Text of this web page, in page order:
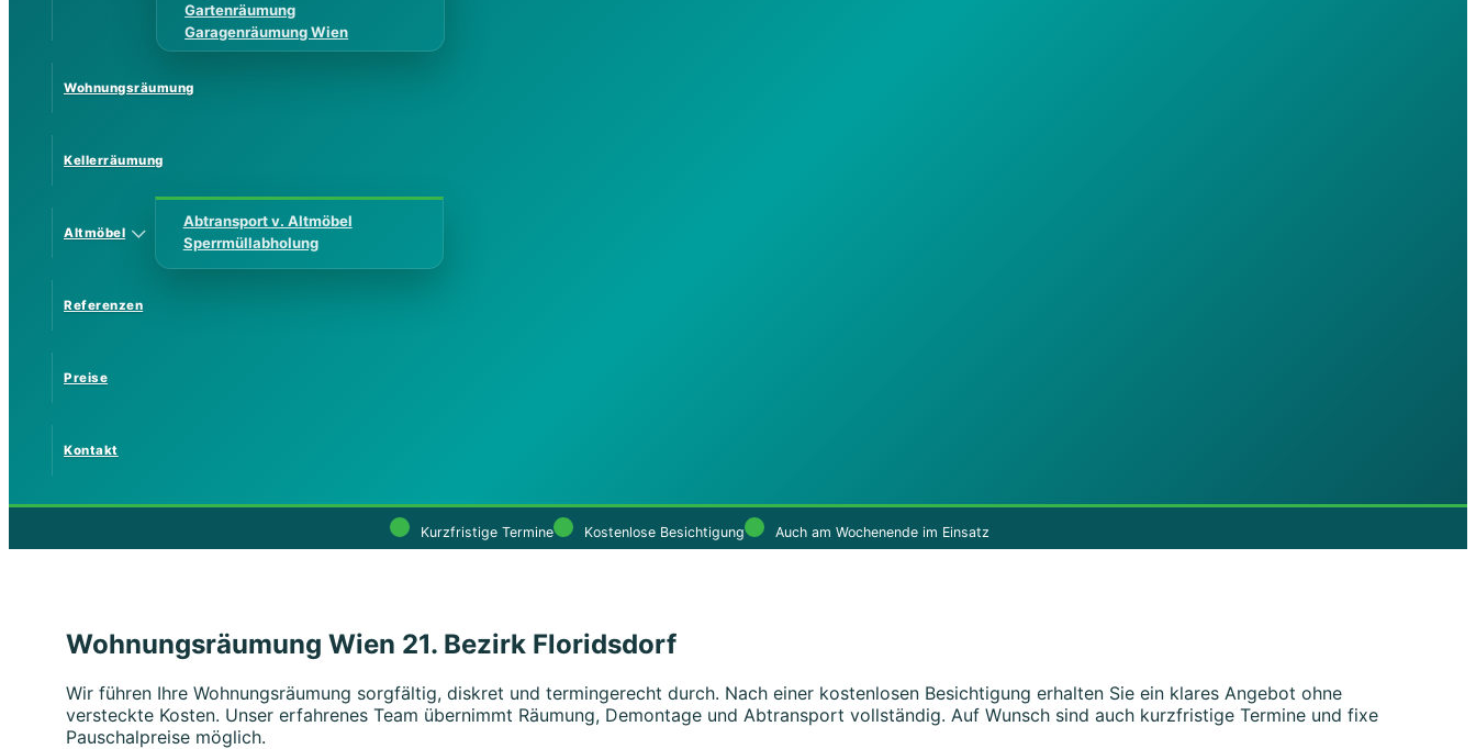
Gartenräumung
Garagenräumung Wien
Wohnungsräumung
Kellerräumung
Altmöbel
Abtransport v. Altmöbel
Sperrmüllabholung
Referenzen
Preise
Kontakt
Kurzfristige Termine Kostenlose Besichtigung Auch am Wochenende im Einsatz
Wohnungsräumung Wien 21. Bezirk Floridsdorf
Wir führen Ihre Wohnungsräumung sorgfältig, diskret und termingerecht durch. Nach einer kostenlosen Besichtigung erhalten Sie ein klares Angebot ohne
versteckte Kosten. Unser erfahrenes Team übernimmt Räumung, Demontage und Abtransport vollständig. Auf Wunsch sind auch kurzfristige Termine und fixe
Pauschalpreise möglich.